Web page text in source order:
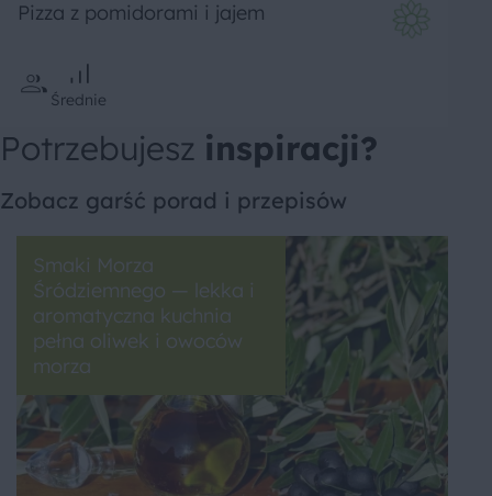
Pizza z pomidorami i jajem
Średnie
Potrzebujesz inspiracji?
Zobacz garść porad i przepisów
Smaki Morza
Śródziemnego — lekka i
aromatyczna kuchnia
pełna oliwek i owoców
morza